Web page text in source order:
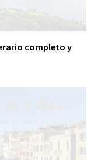
completo y